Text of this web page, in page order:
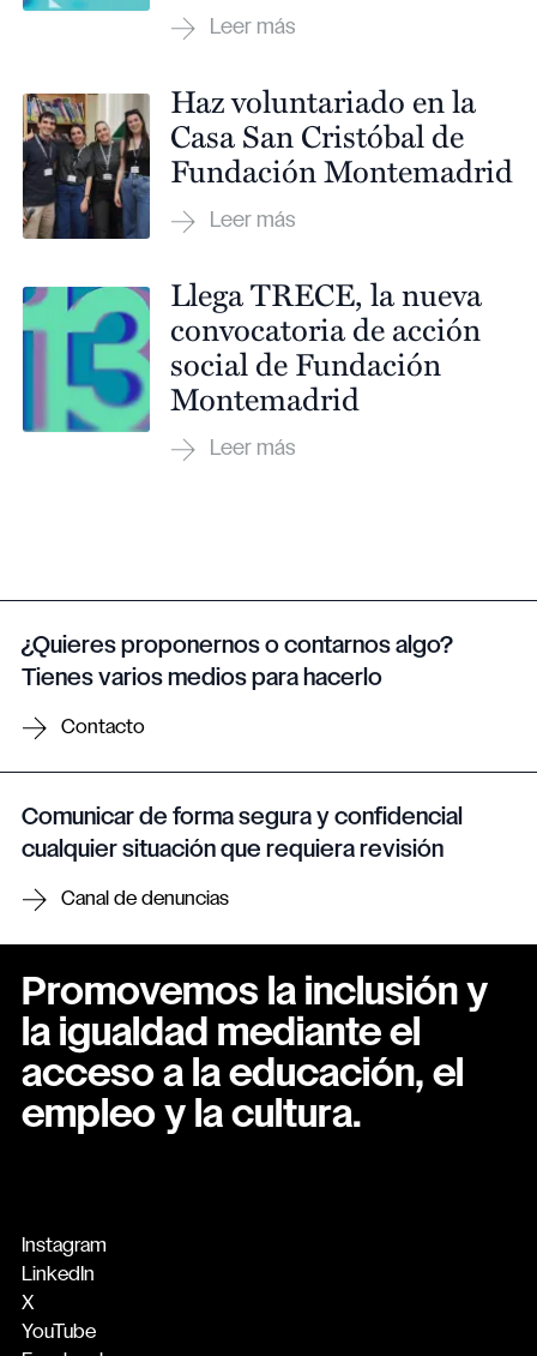
Haz voluntariado en la
Casa San Cristóbal de
Fundación Montemadrid
Llega TRECE, la nueva
convocatoria de acción
social de Fundación
Montemadrid
¿Quieres proponernos o contarnos algo?
Tienes varios medios para hacerlo
Contacto
Comunicar de forma segura y confidencial
cualquier situación que requiera revisión
Canal de denuncias
Promovemos la inclusión y
la igualdad mediante el
acceso a la educación, el
empleo y la cultura.
Instagram
LinkedIn
X
YouTube